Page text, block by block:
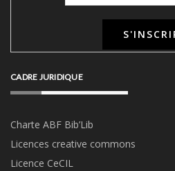
CADRE JURIDIQUE
Charte ABF Bib’Lib
Licences creative commons
Licence CeCIL